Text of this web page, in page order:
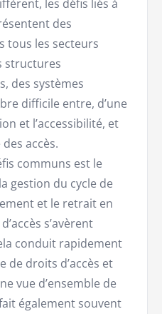
les défis liés à
des
tous les secteurs
structures
des systèmes
difficile entre, d’une
et l’accessibilité, et
accès.
communs est le
gestion du cycle de
et le retrait en
s’avèrent
conduit rapidement
droits d’accès et
vue d’ensemble de
également souvent